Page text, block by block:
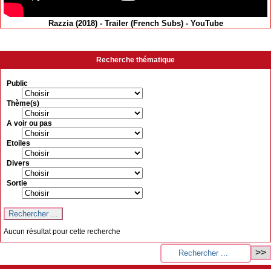
Razzia (2018) - Trailer (French Subs) - YouTube
Recherche thématique
Public
Thème(s)
A voir ou pas
Etoiles
Divers
Sortie
Aucun résultat pour cette recherche